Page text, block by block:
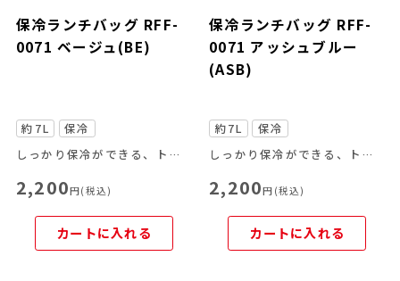
保冷ランチバッグ RFF-
0071 ベージュ(BE)
約7L
保冷
しっかり保冷ができる、トートバッグタイプのランチバッグ
2,200円(税込)
カートに入れる
保冷ランチバッグ RFF-
0071 アッシュブルー
(ASB)
約7L
保冷
しっかり保冷ができる、トートバッグタイプのランチバッグ
2,200円(税込)
カートに入れる